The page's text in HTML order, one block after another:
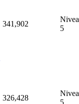
341,902
5
326,428
5